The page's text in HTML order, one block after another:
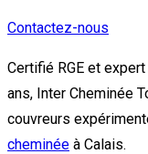
Contactez-nous
Certifié RGE et
ans, Inter Cheminée
couvreurs
cheminée à Calais.